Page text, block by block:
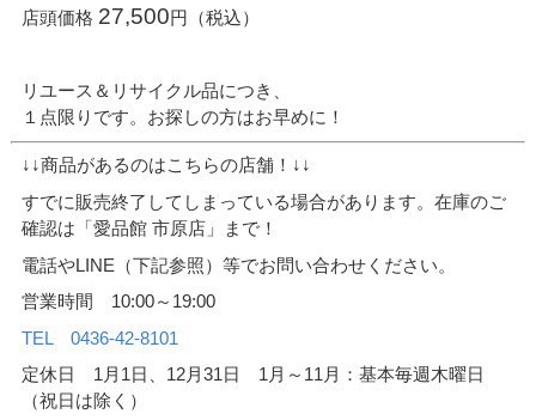
店頭価格 27,500円（税込）
リユース＆リサイクル品につき、
１点限りです。お探しの方はお早めに！
↓↓商品があるのはこちらの店舗！↓↓
すでに販売終了してしまっている場合があります。在庫のご
確認は「愛品館 市原店」まで！
電話やLINE（下記参照）等でお問い合わせください。
営業時間 10:00～19:00
TEL 0436-42-8101
定休日 1月1日、12月31日 1月～11月：基本毎週木曜日
（祝日は除く）